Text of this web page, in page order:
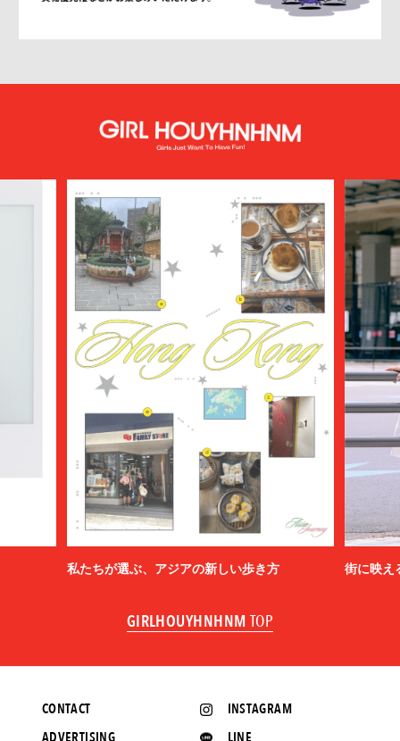
私たちが選ぶ、アジアの新しい歩き方 街に映え
GIRLHOUYHNHNM TOP
INSTAGRAM
CONTACT